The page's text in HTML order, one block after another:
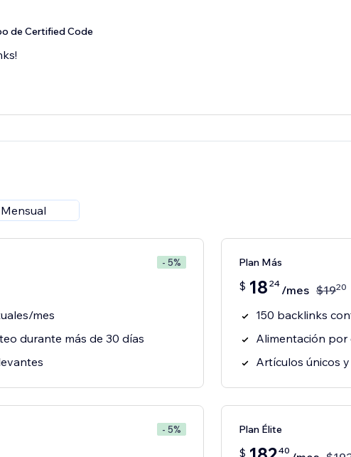
de Certified Code
Mensual
- 5%
mes
durante más de 30 días
Plan Más
$ 18 24 /mes $1920
150 backlinks
Alimentación por
Artículos únicos
- 5% Plan Élite
$ 40